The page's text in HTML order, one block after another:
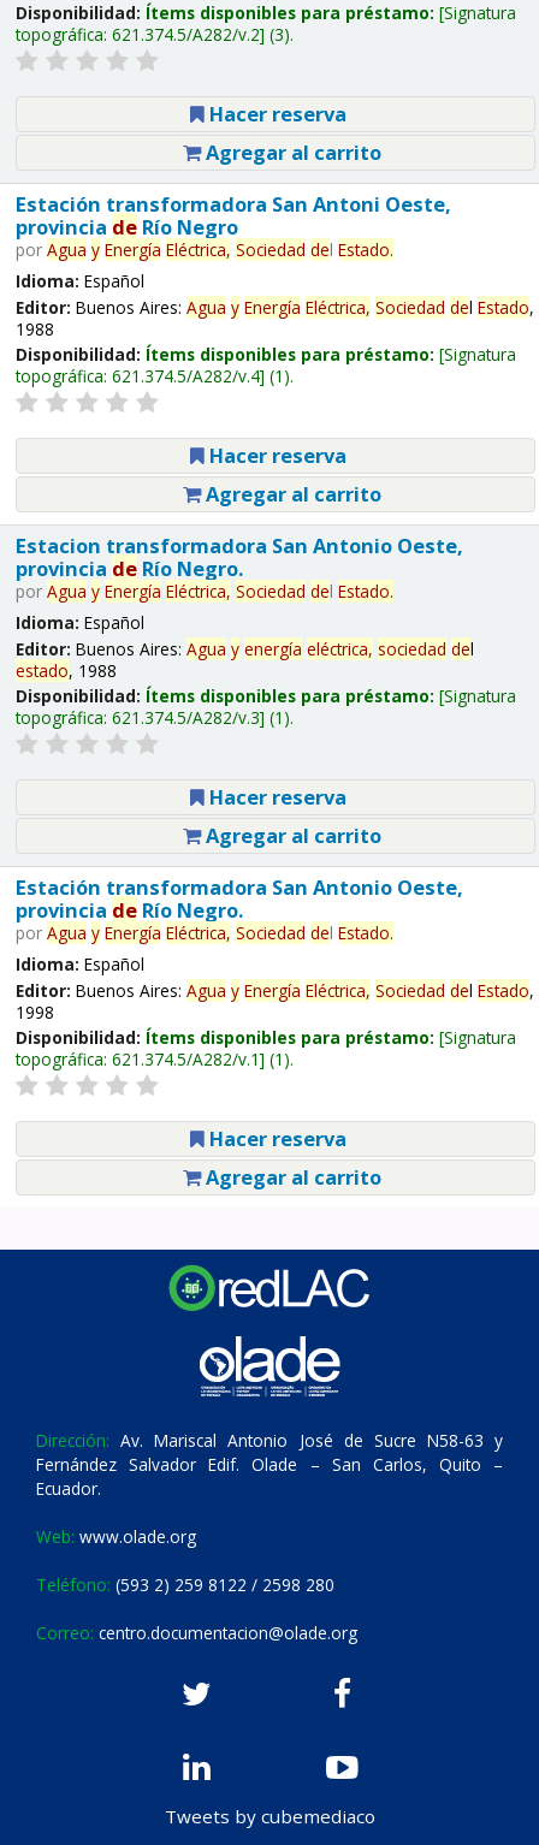
Disponibilidad: Ítems disponibles para préstamo: Signatura
topográfica: 621.374.5/A282/v.2 (3).
Hacer reserva
Agregar al carrito
Estación transformadora San Antoni Oeste,
provincia deRío Negro
por Agua y Energía Eléctrica, Sociedad del Estado.
Idioma: Español
Editor: Buenos Aires: Agua y Energía Eléctrica, Sociedad del Estado,
1988
Disponibilidad: Ítems disponibles para préstamo: Signatura
topográfica: 621.374.5/A282/v.4 (1).
Hacer reserva
Agregar al carrito
Estacion transformadora San Antonio Oeste,
provincia deRío Negro.
por Agua y Energía Eléctrica, Sociedad del Estado.
Idioma: Español
Editor: Buenos Aires: Agua y energía eléctrica, sociedad del
estado, 1988
Disponibilidad: Ítems disponibles para préstamo: Signatura
topográfica: 621.374.5/A282/v.3 (1).
Hacer reserva
Agregar al carrito
Estación transformadora San Antonio Oeste,
provincia deRío Negro.
por Agua y Energía Eléctrica, Sociedad del Estado.
Idioma: Español
Editor: Buenos Aires: Agua y Energía Eléctrica, Sociedad del Estado,
1998
Disponibilidad: Ítems disponibles para préstamo: Signatura
topográfica: 621.374.5/A282/v.1 (1).
Hacer reserva
Agregar al carrito
Dirección: Av. Mariscal Antonio José de Sucre N58-63 y
Fernández Salvador Edif. Olade – San Carlos, Quito –
Ecuador.
Web: www.olade.org
Teléfono: (593 2) 259 8122 / 2598 280
Correo: centro.documentacion@olade.org
Tweets by cubemediaco